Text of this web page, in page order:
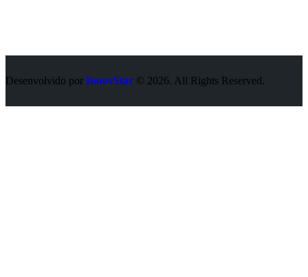
Desenvolvido por InnovStar © 2026. All Rights Reserved.